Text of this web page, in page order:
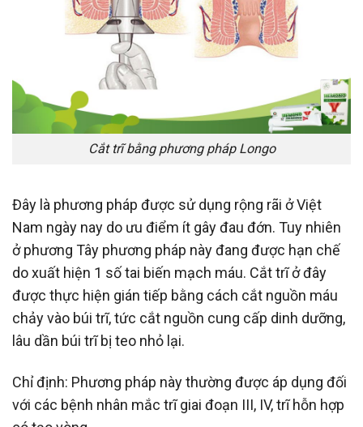
Cắt trĩ bằng phương pháp Longo
Đây là phương pháp được sử dụng rộng rãi ở Việt
Nam ngày nay do ưu điểm ít gây đau đớn. Tuy nhiên
ở phương Tây phương pháp này đang được hạn chế
do xuất hiện 1 số tai biến mạch máu. Cắt trĩ ở đây
được thực hiện gián tiếp bằng cách cắt nguồn máu
chảy vào búi trĩ, tức cắt nguồn cung cấp dinh dưỡng,
lâu dần búi trĩ bị teo nhỏ lại.
Chỉ định: Phương pháp này thường được áp dụng đối
với các bệnh nhân mắc trĩ giai đoạn III, IV, trĩ hỗn hợp